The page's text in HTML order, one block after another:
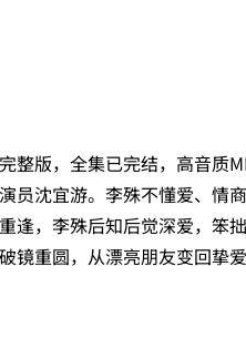
整版，全集已完结，高音质
员沈宜游。李殊不懂爱、情
逢，李殊后知后觉深爱，笨
镜重圆，从漂亮朋友变回挚